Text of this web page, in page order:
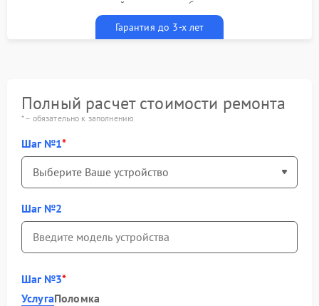
гарантийным талоном бесплатно
Гарантия до 3-х лет
Полный расчет стоимости ремонта
* – обязательно к заполнению
Шаг №1
Шаг №2
Шаг №3
УслугаПоломка